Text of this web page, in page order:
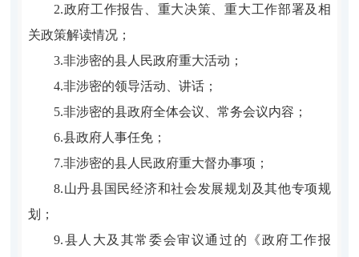
2.政府工作报告、重大决策、重大工作部署及相
关政策解读情况；
3.非涉密的县人民政府重大活动；
4.非涉密的领导活动、讲话；
5.非涉密的县政府全体会议、常务会议内容；
6.县政府人事任免；
7.非涉密的县人民政府重大督办事项；
8.山丹县国民经济和社会发展规划及其他专项规
划；
9.县人大及其常委会审议通过的《政府工作报